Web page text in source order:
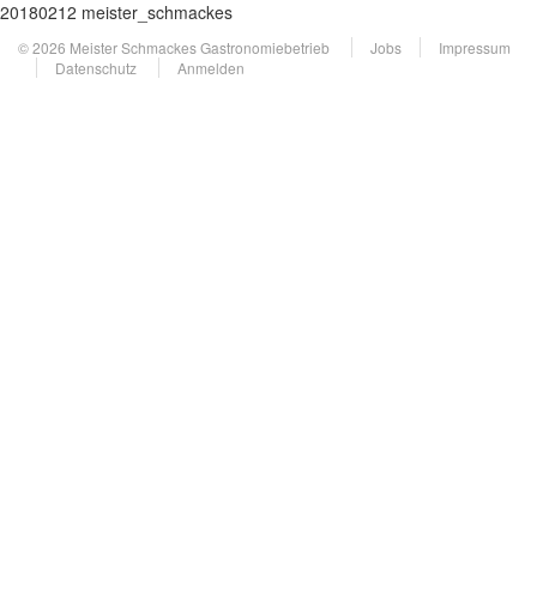
20180212 meister_schmackes
© 2026 Meister Schmackes Gastronomiebetrieb Jobs
Impressum
Datenschutz
Anmelden